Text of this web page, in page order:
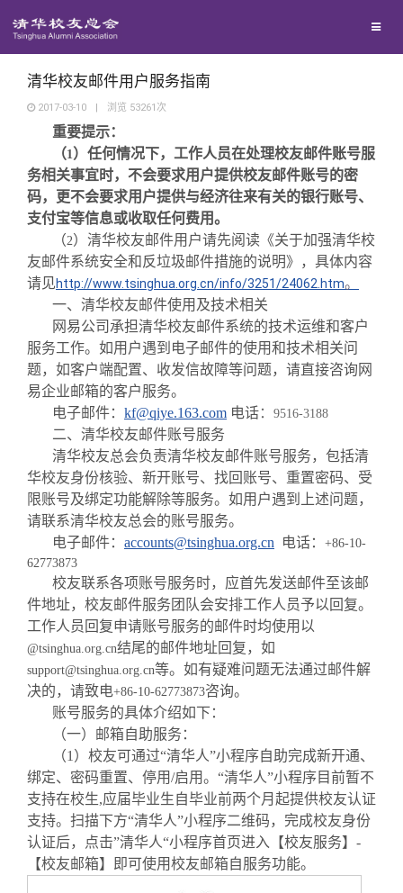
西南联大校友会
义工计划
新媒体平台
青春风采
校友讲坛
校友视界
信息化服务
实用信息
总会简介
总会章程
理事会名单
制度法规
联系我们
关闭
清华校友邮件用户服务指南
2017-03-10 | 浏览 53261 次
重要提示：
（1）任何情况下，工作人员在处理校友邮件账号服
务相关事宜时，不会要求用户提供校友邮件账号的密
码，更不会要求用户提供与经济往来有关的银行账号、
支付宝等信息或收取任何费用。
（2）清华校友邮件用户请先阅读《关于加强清华校
友邮件系统安全和反垃圾邮件措施的说明》，具体内容
请见http://www.tsinghua.org.cn/info/3251/24062.htm。
一、清华校友邮件使用及技术相关
网易公司承担清华校友邮件系统的技术运维和客户
服务工作。如用户遇到电子邮件的使用和技术相关问
题，如客户端配置、收发信故障等问题，请直接咨询网
易企业邮箱的客户服务。
电子邮件： kf@qiye.163.com 电话： 9516-3188
二、清华校友邮件账号服务
清华校友总会负责清华校友邮件账号服务，包括清
华校友身份核验、新开账号、找回账号、重置密码、受
限账号及绑定功能解除等服务。如用户遇到上述问题，
请联系清华校友总会的账号服务。
电子邮件： accounts@tsinghua.org.cn 电话： +86-10-
62773873
校友联系各项账号服务时，应首先发送邮件至该邮
件地址，校友邮件服务团队会安排工作人员予以回复。
工作人员回复申请账号服务的邮件时均使用以
@tsinghua.org.cn结尾的邮件地址回复，如
support@tsinghua.org.cn等。如有疑难问题无法通过邮件解
决的，请致电+86-10-62773873咨询。
账号服务的具体介绍如下：
（一） 邮箱自助服务：
（1）校友可通过“清华人”小程序自助完成新开通、
绑定、密码重置、停用/启用。 “清华人”小程序目前暂不
支持在校生,应届毕业生自毕业前两个月起提供校友认证
支持。 扫描下方“清华人”小程序二维码，完成校友身份
认证后，点击”清华人“小程序首页进入【校友服务】-
【校友邮箱】即可使用校友邮箱自服务功能。